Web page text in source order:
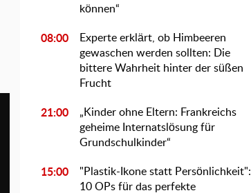
können“
08:00
Experte erklärt, ob Himbeeren
gewaschen werden sollten: Die
bittere Wahrheit hinter der süßen
Frucht
21:00
„Kinder ohne Eltern: Frankreichs
geheime Internatslösung für
Grundschulkinder“
15:00
"Plastik-Ikone statt Persönlichkeit":
10 OPs für das perfekte